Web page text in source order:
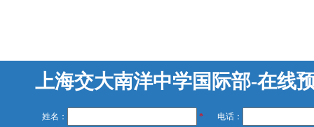
上海交大南洋中学国际部-在线
姓名： * 电话：